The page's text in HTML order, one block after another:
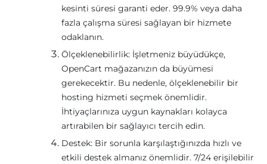
kesinti süresi garanti eder. 99.9% veya daha
fazla çalışma süresi sağlayan bir hizmete
odaklanın.
Ölçeklenebilirlik: İşletmeniz büyüdükçe,
OpenCart mağazanızın da büyümesi
gerekecektir. Bu nedenle, ölçeklenebilir bir
hosting hizmeti seçmek önemlidir.
İhtiyaçlarınıza uygun kaynakları kolayca
artırabilen bir sağlayıcı tercih edin.
Destek: Bir sorunla karşılaştığınızda hızlı ve
etkili destek almanız önemlidir. 7/24 erişilebilir